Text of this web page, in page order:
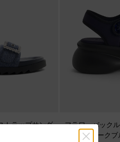
トラップサンダ
フラワーバック
ンダル- ダーク